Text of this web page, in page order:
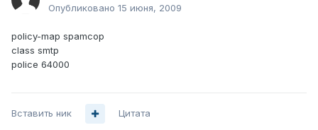
Опубликовано 15 июня, 2009
policy-map spamcop
class smtp
police 64000
Вставить ник Цитата